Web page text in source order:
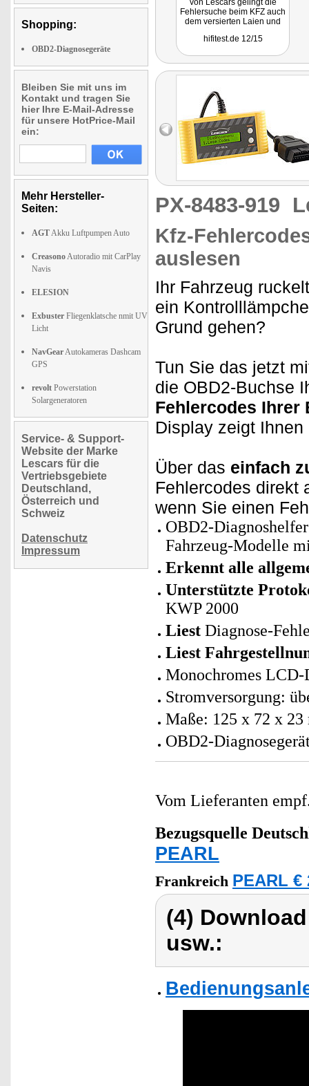
Shopping:
OBD2-Diagnosegeräte
Bleiben Sie mit uns im
Kontakt und tragen Sie
hier Ihre E-Mail-Adresse
für unsere HotPrice-Mail
ein:
Mehr Hersteller-
Seiten:
AGTAkku Luftpumpen Auto
CreasonoAutoradio mit CarPlay
Navis
ELESION
Exbuster Fliegenklatsche nmit UV
Licht
NavGearAutokameras Dashcam
GPS
revolt Powerstation
Solargeneratoren
Service- & Support-
Website der Marke
Lescars für die
Vertriebsgebiete
Deutschland,
Österreich und
Schweiz
Datenschutz
Impressum
von Lescars gelingt die
Fehlersuche beim KFZ auch
dem versierten Laien und
Werkstattbesuch
günstige Einstiegsgerät OD-
hifitest.de 12/15
PX-8483-919
Kfz-
auslesen
Ihr Fahrzeug
ein
Grund gehen?
Tun Sie das jetzt
die OBD2-Buchse
Fehlercodes Ihrer
Display zeigt
Über das einfach
Fehlercodes direkt
wenn Sie einen
OBD2-
Fahrzeug-Modelle
Erkennt alle
Unterstützte
KWP 2000
Liest Diagnose-
Liest
Monochromes
Stromversorgung:
Maße: 125 x 72 x 23
OBD2-
Vom Lieferanten
Bezugsquelle
PEARL
Frankreich PEARL €
(4)
usw.: